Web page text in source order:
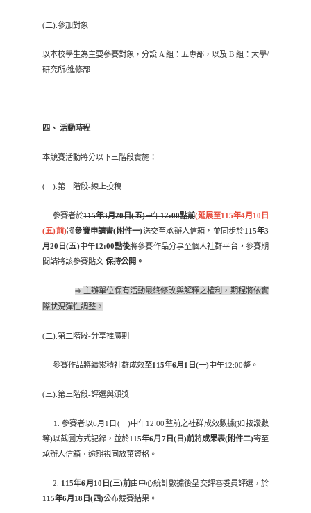
(二).參加對象
以本校學生為主要參賽對象，分設 A 組：五專部，以及 B 組：大學/
研究所/進修部
四、 活動時程
本競賽活動將分以下三階段實施：
(一).第一階段-線上投稿
參賽者於115年3月20日(五)中午12:00點前(延展至115年4月10日
(五)前)將參賽申請書(附件一)送交至承辦人信箱，並同步於115年3
月20日(五)中午12:00點後將參賽作品分享至個人社群平台， 參賽期
間請將該參賽貼文 保持公開。
⇒ 主辦單位保有活動最終修改與解釋之權利，期程將依實
際狀況彈性調整。
(二).第二階段-分享推廣期
參賽作品將續累積社群成效至115年6月1日(一)中午12:00整。
(三).第三階段-評選與頒獎
1. 參賽者以6月1日(一)中午12:00整前之社群成效數據(如按讚數
等)以截圖方式記錄，並於115年6月7日(日)前將成果表(附件二)寄至
承辦人信箱，逾期視同放棄資格。
2. 115年6月10日(三)前由中心統計數據後呈交評審委員評選，於
115年6月18日(四)公布競賽結果。